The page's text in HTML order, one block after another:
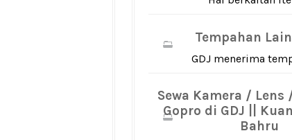
Tempahan
GDJ menerima
Sewa Kamera / Lens
Gopro di GDJ ||
Bahru